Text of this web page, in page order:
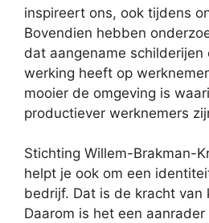
inspireert ons, ook tijdens
Bovendien hebben
dat aangename schilderijen
werking heeft op
mooier de omgeving is
productiever werknemers
Stichting Willem-Brakman-
helpt je ook om een
bedrijf. Dat is de kracht van
Daarom is het een